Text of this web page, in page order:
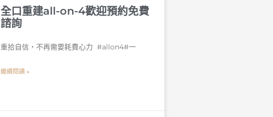
全口重建all-on-4歡迎預約免費
諮詢
重拾自信，不再需要耗費心力 󠀠 #allon4#一
繼續閱讀 »